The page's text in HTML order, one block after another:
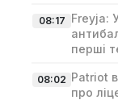
08:17 Freyja:
перші
08:02 Patriot
про